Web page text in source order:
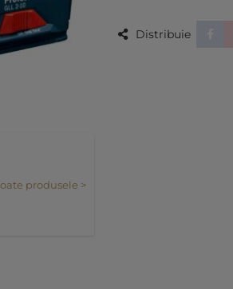
produsele >
Distribuie